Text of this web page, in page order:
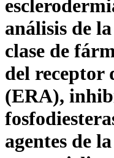
análisis de
clase de
del receptor
(ERA),
agentes de